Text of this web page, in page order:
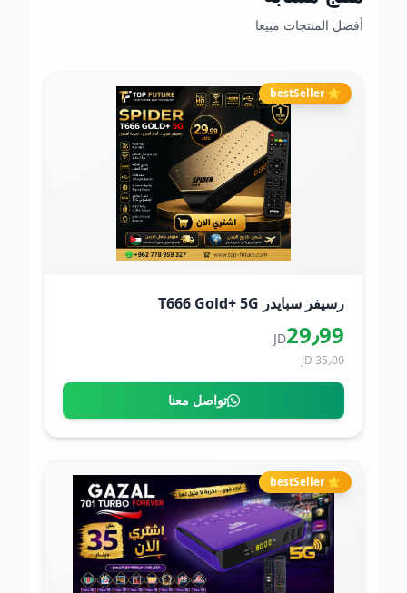
أفضل المنتجات مبيعا
⭐ bestSeller
رسيفر سبايدر T666 Gold+ 5G
29٫99JD
35٫00 JD
تواصل معنا
⭐ bestSeller